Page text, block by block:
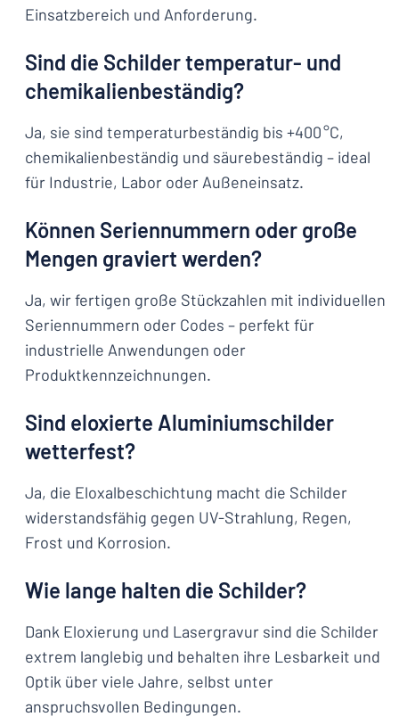
Einsatzbereich und Anforderung.
Sind die Schilder temperatur- und
chemikalienbeständig?
Ja, sie sind temperaturbeständig bis +400 °C,
chemikalienbeständig und säurebeständig – ideal
für Industrie, Labor oder Außeneinsatz.
Können Seriennummern oder große
Mengen graviert werden?
Ja, wir fertigen große Stückzahlen mit individuellen
Seriennummern oder Codes – perfekt für
industrielle Anwendungen oder
Produktkennzeichnungen.
Sind eloxierte Aluminiumschilder
wetterfest?
Ja, die Eloxalbeschichtung macht die Schilder
widerstandsfähig gegen UV-Strahlung, Regen,
Frost und Korrosion.
Wie lange halten die Schilder?
Dank Eloxierung und Lasergravur sind die Schilder
extrem langlebig und behalten ihre Lesbarkeit und
Optik über viele Jahre, selbst unter
anspruchsvollen Bedingungen.